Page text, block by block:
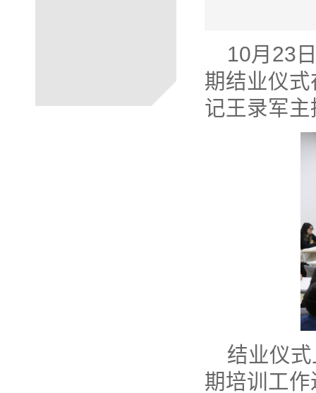
10月23
期结业仪
记王录军
结业仪
期培训工